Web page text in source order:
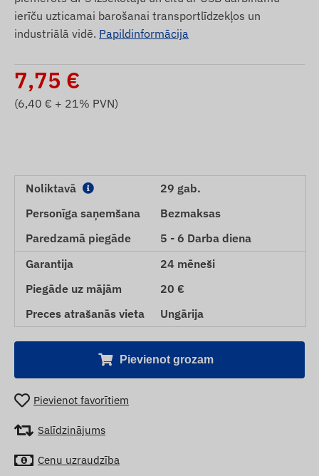
ierīču uzticamai barošanai transportlīdzekļos un
industriālā vidē. Papildinformācija
7,75 €
(6,40 € + 21% PVN)
Noliktavā
29 gab.
Personīga saņemšana
Bezmaksas
Paredzamā piegāde
5 - 6 Darba diena
Garantija
24 mēneši
Piegāde uz mājām
20 €
Preces atrašanās vieta
Ungārija
Pievienot grozam
Pievienot favorītiem
Salīdzinājums
Cenu uzraudzība